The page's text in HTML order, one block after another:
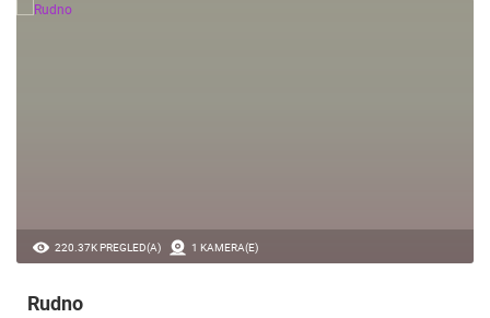
220.37K PREGLED(A) 1 KAMERA(E)
Rudno